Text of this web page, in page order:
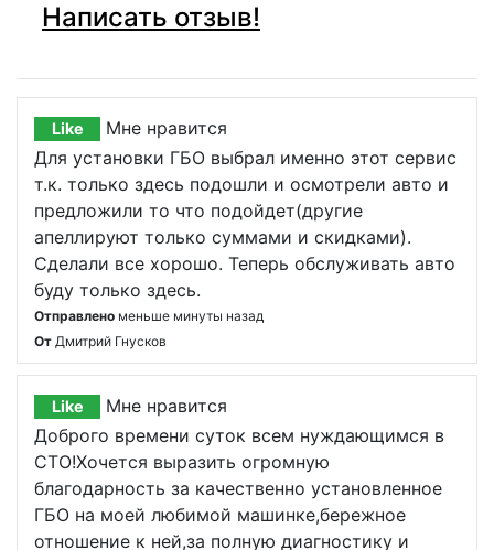
Написать отзыв!
Like
Мне нравится
Для установки ГБО выбрал именно этот сервис
т.к. только здесь подошли и осмотрели авто и
предложили то что подойдет(другие
апеллируют только суммами и скидками).
Сделали все хорошо. Теперь обслуживать авто
буду только здесь.
Отправлено меньше минуты назад
От Дмитрий Гнусков
Like
Мне нравится
Доброго времени суток всем нуждающимся в
СТО!Хочется выразить огромную
благодарность за качественно установленное
ГБО на моей любимой машинке,бережное
отношение к ней,за полную диагностику и